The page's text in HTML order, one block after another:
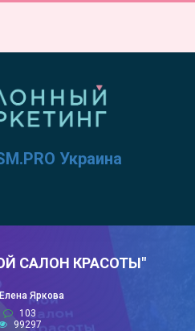
Украина
САЛОН КРАСОТЫ"
Яркова
103
99297